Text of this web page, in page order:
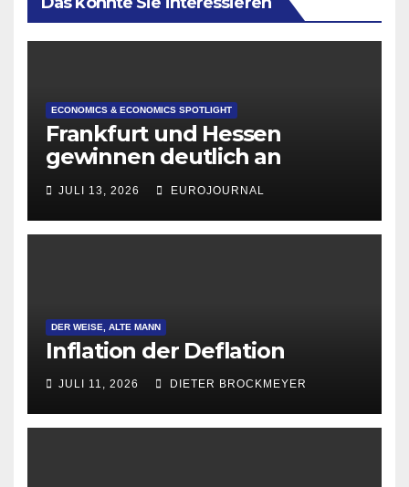
ECONOMICS & ECONOMICS SPOTLIGHT
Frankfurt und Hessen
gewinnen deutlich an
Attraktivität für Startup-
Gründungen
JULI 13, 2026 EUROJOURNAL
DER WEISE, ALTE MANN
Inflation der Deflation
JULI 11, 2026 DIETER BROCKMEYER